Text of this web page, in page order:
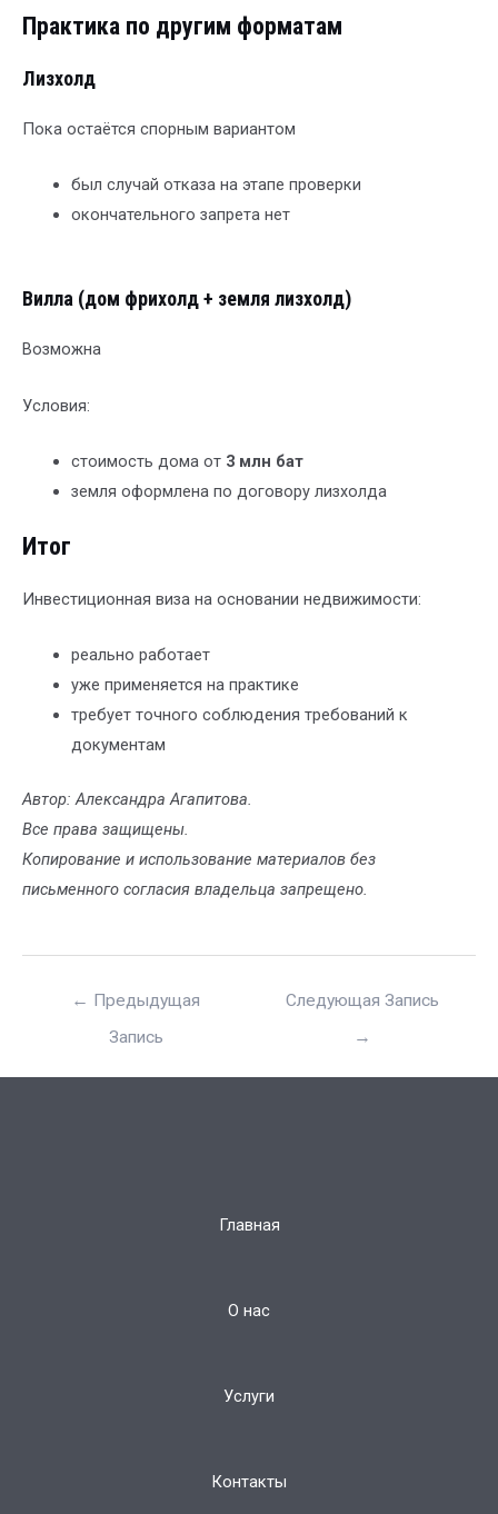
Практика по другим форматам
Лизхолд
Пока остаётся спорным вариантом
был случай отказа на этапе проверки
окончательного запрета нет
Вилла (дом фрихолд + земля лизхолд)
Возможна
Условия:
стоимость дома от 3 млн бат
земля оформлена по договору лизхолда
Итог
Инвестиционная виза на основании недвижимости:
реально работает
уже применяется на практике
требует точного соблюдения требований к
документам
Автор: Александра Агапитова.
Все права защищены.
Копирование и использование материалов без
письменного согласия владельца запрещено.
← Предыдущая
Запись
Следующая Запись
→
Главная
О нас
Услуги
Контакты